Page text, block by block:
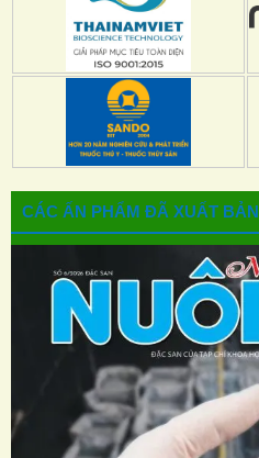
CÁC ẤN PHẨM ĐÃ XUẤT BẢN